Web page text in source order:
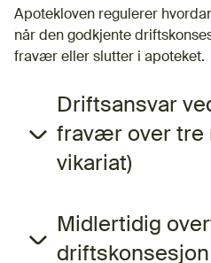
Apotekloven regulerer
når den godkjente
fravær eller slutter i apoteket.
Driftsansvar
fravær over tre
vikariat)
Midlertidig